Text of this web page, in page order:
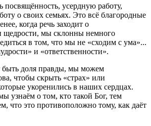
посвящённость, усердную работу,
о своих семьях. Это всё благородные
когда речь заходит о
щедрости, мы склонны немного
в том, что мы не «сходим с ума»...
и «ответственности».
быть доля правды, мы можем
чтобы скрыть «страх» или
укоренились в наших сердцах.
узнаём о том, кто такой Бог, тем
что это противоположно тому, как даёт